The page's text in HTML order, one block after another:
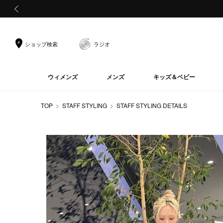
ショップ検索 ラジオ
ウィメンズ メンズ キッズ＆ベビー
TOP STAFF STYLING STAFF STYLING DETAILS